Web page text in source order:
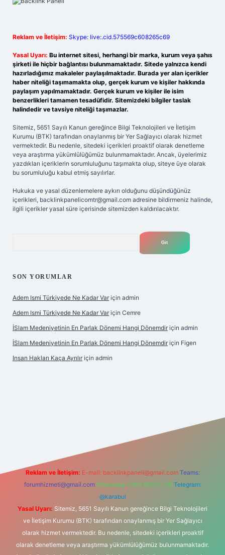
Reklam ve İletişim: Skype: live:.cid.575569c608265c69
Yasal Uyarı: Bu internet sitesi, herhangi bir marka, kurum veya şahıs
şirketi ile hiçbir bağlantısı bulunmamaktadır. Sitede yalnızca kendi
hazırladığımız makaleler paylaşılmaktadır. Burada yer alan içerikler
haber niteliği taşımamakta olup, gerçek kurum ve kişiler hakkında
paylaşım yapılmamaktadır. Gerçek kurum ve kişiler ile isim
benzerlikleri tamamen tesadüfidir. Sitemizdeki bilgiler taslak
halindedir ve tavsiye niteliği taşımazlar.
Sitemiz, 5651 Sayılı Kanun gereğince Bilgi Teknolojileri ve İletişim
Kurumu (BTK) tarafından onaylanmış bir Yer Sağlayıcı olarak hizmet
vermektedir. Bu nedenle, sitedeki içerikleri proaktif olarak denetleme
veya araştırma yükümlülüğümüz bulunmamaktadır. Ancak, üyelerimiz
yazdıkları içeriklerin sorumluluğunu taşımakta olup, siteye üye olarak
bu sorumluluğu kabul etmiş sayılırlar.
Hukuka ve yasal düzenlemelere aykırı olduğunu düşündüğünüz
içerikleri, backlinkpanelicomtr@gmail.com adresine bildirmeniz halinde,
ilgili içerikler yasal süre içerisinde sitemizden kaldırılacaktır.
SON YORUMLAR
Adem Ismi Türkiyede Ne Kadar Var için admin
Adem Ismi Türkiyede Ne Kadar Var için Cemre
İSlam Medeniyetinin En Parlak Dönemi Hangi Dönemdir için admin
İSlam Medeniyetinin En Parlak Dönemi Hangi Dönemdir için Figen
Insan Hakları Kaça Ayrılır için admin
Reklam ve İletişim: E-mail: backlinkpaneli@gmail.com Teams:
forumhizmeti@gmail.com Whatsapp: 0262 606 0 726 Telegram:
@karabul
Yasal Uyarı: Sitemiz, 5651 Sayılı Kanun gereğince Bilgi Teknolojileri
ve İletişim Kurumu (BTK) tarafından onaylanmış bir Yer Sağlayıcı
olarak hizmet vermektedir. Bu nedenle, sitedeki içerikleri proaktif
olarak denetleme veya araştırma yükümlülüğümüz bulunmamaktadır.